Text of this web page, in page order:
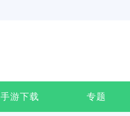
手游下载 专题